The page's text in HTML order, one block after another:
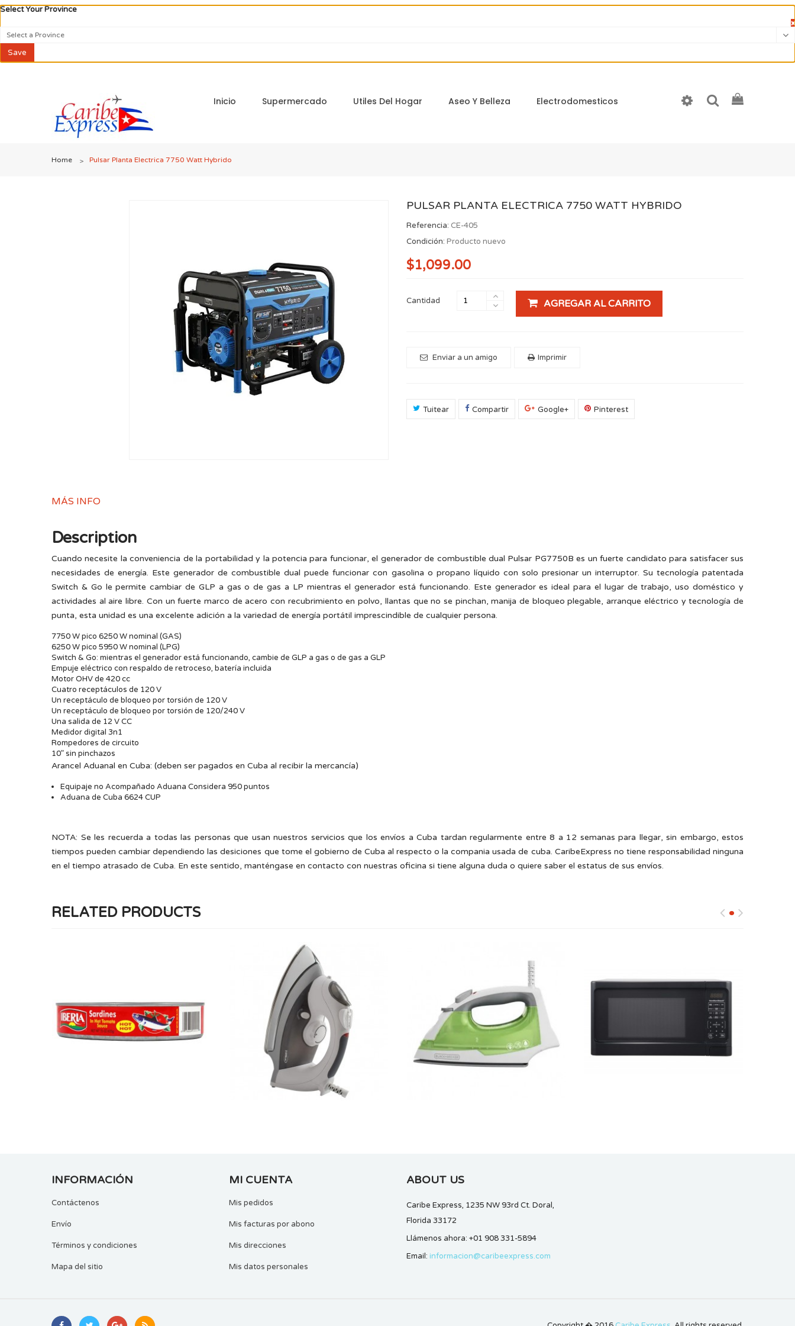
Select Your Province
×
Select a Province
Save
Inicio Supermercado Utiles Del Hogar Aseo Y Belleza Electrodomesticos
Home > Pulsar Planta Electrica 7750 Watt Hybrido
PULSAR PLANTA ELECTRICA 7750 WATT HYBRIDO
Referencia: CE-405
Condición: Producto nuevo
$1,099.00
Cantidad AGREGAR AL CARRITO
Enviar a un amigo Imprimir
Tuitear Compartir Google+ Pinterest
MÁS INFO
Description
Cuando necesite la conveniencia de la portabilidad y la potencia para funcionar, el generador de combustible dual Pulsar PG7750B es un fuerte candidato para satisfacer sus
necesidades de energía. Este generador de combustible dual puede funcionar con gasolina o propano líquido con solo presionar un interruptor. Su tecnología patentada
Switch & Go le permite cambiar de GLP a gas o de gas a LP mientras el generador está funcionando. Este generador es ideal para el lugar de trabajo, uso doméstico y
actividades al aire libre. Con un fuerte marco de acero con recubrimiento en polvo, llantas que no se pinchan, manija de bloqueo plegable, arranque eléctrico y tecnología de
punta, esta unidad es una excelente adición a la variedad de energía portátil imprescindible de cualquier persona.
7750 W pico 6250 W nominal (GAS)
6250 W pico 5950 W nominal (LPG)
Switch & Go: mientras el generador está funcionando, cambie de GLP a gas o de gas a GLP
Empuje eléctrico con respaldo de retroceso, batería incluida
Motor OHV de 420 cc
Cuatro receptáculos de 120 V
Un receptáculo de bloqueo por torsión de 120 V
Un receptáculo de bloqueo por torsión de 120/240 V
Una salida de 12 V CC
Medidor digital 3n1
Rompedores de circuito
10” sin pinchazos
Arancel Aduanal en Cuba: (deben ser pagados en Cuba al recibir la mercancía)
Equipaje no Acompañado Aduana Considera 950 puntos
Aduana de Cuba 6624 CUP
NOTA: Se les recuerda a todas las personas que usan nuestros servicios que los envíos a Cuba tardan regularmente entre 8 a 12 semanas para llegar, sin embargo, estos
tiempos pueden cambiar dependiendo las desiciones que tome el gobierno de Cuba al respecto o la compania usada de cuba. CaribeExpress no tiene responsabilidad ninguna
en el tiempo atrasado de Cuba. En este sentido, manténgase en contacto con nuestras oficina si tiene alguna duda o quiere saber el estatus de sus envíos.
RELATED PRODUCTS
atrevida y sabrosa que eleva...
Suela de acero inoxidable de
tamaño completo
Mango de diseño ergonómico
Explosión de...
Tecnología SmartSteam™
Anti goteo
Tanque de agua transparente
...
Horno de microondas digital negro
Hamilton Beach de 1.1 pies cúbicos:
Capacidad de 1,1...
INFORMACIÓN
Contáctenos
Envío
Términos y condiciones
Mapa del sitio
MI CUENTA
Mis pedidos
Mis facturas por abono
Mis direcciones
Mis datos personales
ABOUT US
Caribe Express, 1235 NW 93rd Ct. Doral,
Florida 33172
Llámenos ahora: +01 908 331-5894
Email: informacion@caribeexpress.com